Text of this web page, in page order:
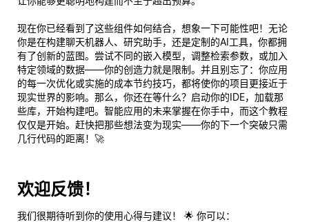
现在你已经看到了这些组件如何结合，想象一下可能性吧！无论
你是在构建聊天机器人、研究助手，还是定制的AI工具，你都拥
有了创新的蓝图。尝试不同的嵌入模型，调整检索参数，或加入
特定领域的数据——你的创造力就是限制。并且别忘了：你应用
的每一次优化或实施的成本节约技巧，都将使你的项目更接近于
现实世界的影响。那么，你还在等什么？启动你的IDE，加载那
些库，开始构建吧。智能应用的未来掌握在你手中，而这个教程
仅仅是开始。赶快把那些想法变为现实——你的下一个突破只需
几行代码的距离！🚀
欢迎反馈！
我们很期待听到你的使用心得与建议！ 🌟 你可以：